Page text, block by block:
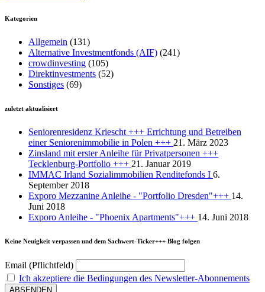
Kategorien
Allgemein (131)
Alternative Investmentfonds (AIF) (241)
crowdinvesting (105)
Direktinvestments (52)
Sonstiges (69)
zuletzt aktualisiert
Seniorenresidenz Kriescht +++ Errichtung und Betreiben
einer Seniorenimmobilie in Polen +++ 21. März 2023
Zinsland mit erster Anleihe für Privatpersonen +++
Tecklenburg-Portfolio +++ 21. Januar 2019
IMMAC Irland Sozialimmobilien Renditefonds I 6.
September 2018
Exporo Mezzanine Anleihe - "Portfolio Dresden"+++ 14.
Juni 2018
Exporo Anleihe - "Phoenix Apartments"+++ 14. Juni 2018
Keine Neuigkeit verpassen und dem Sachwert-Ticker+++ Blog folgen
Email (Pflichtfeld)
Ich akzeptiere die Bedingungen des Newsletter-Abonnements